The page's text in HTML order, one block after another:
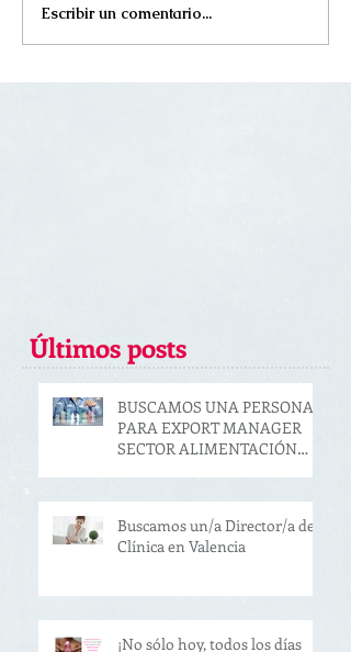
Últimos posts
Escribir un comentario...
BUSCAMOS UNA PERSONA
PARA EXPORT MANAGER
SECTOR ALIMENTACIÓN
Buscamos un/a Director/a de
Clínica en Valencia
¡No sólo hoy, todos los días